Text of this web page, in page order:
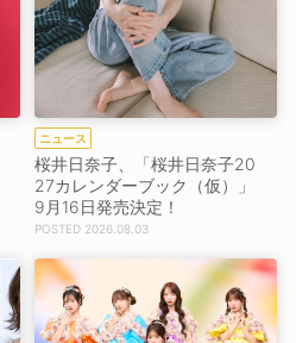
ニュース
桜井日奈子、「桜井日奈子20
27カレンダーブック（仮）」
9月16日発売決定！
2026.08.03